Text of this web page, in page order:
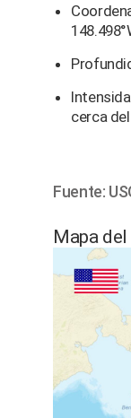
cerca
Fuente:
Mapa